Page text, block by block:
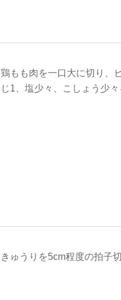
鶏もも肉を一口大に切り、
じ1、塩少々、こしょう少
きゅうりを5cm程度の拍子